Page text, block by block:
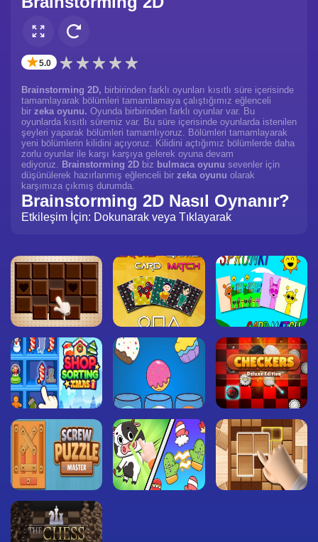
✭5.0
Brainstorming 2D, birbirinden farklı oyunları kısıtlı süre içerisinde
tamamlayarak bölümleri tamamlamaya çalıştığımız eğlenceli
bir zeka oyunu. Oyunda birbirinden farklı oyunlar var. Bu
oyunlarda kısıtlı süremiz var. Bu süre içerisinde oyunlarda istenilen
şeyleri yaparak bölümleri tamamlıyoruz. Bölümleri tamamlayarak
yeni bölümlerin kilidini açıyoruz. Kilidini açtığımız bölümlerde daha
zorlu oyunlar ile karşı karşıya gelerek oyuna devam
ediyoruz. Brainstorming 2D biz bulmaca oyunu sevenler için
düşünülerek hazırlanmış eğlenceli bir zeka oyunu olarak
karşımıza çıkmış durumda.
Brainstorming 2D Nasıl Oynanır?
Etkileşim İçin: Dokunarak veya Tıklayarak